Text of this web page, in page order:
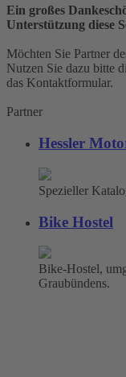
Ein großes
Unterstützung diese
Möchten Sie Partner
Nutzen Sie dazu bitte
das Kontaktformular.
Partner
Hessler
Spezieller
Bike Hostel
Bike-Hostel,
Graubündens.